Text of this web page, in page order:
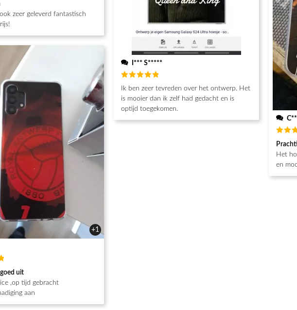
zeer geleverd fantastisch
+1
uit
,op tijd gebracht
aan
I*** S*****
Beoordeeld
5van de 5
Ik ben zeer tevreden over het ontwerp. Het
is mooier dan ik zelf had gedacht en is
optijd toegekomen.
5 van
Het
en